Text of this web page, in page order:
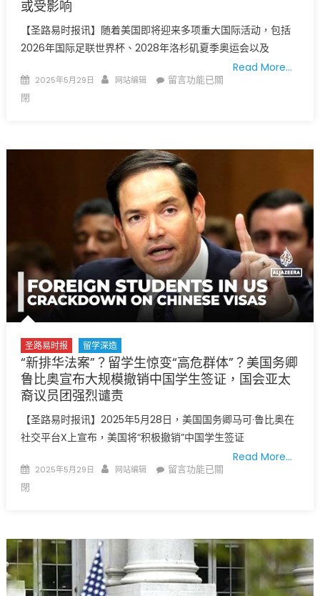
衔
接
化
教
您
如
何
保
障
医
疗
福
利〉
或受影响
【圣路易时报讯】随着美国即将迎来多项重大国际活动，包括
2026年国际足联世界杯、2028年洛杉矶夏季奥运会以及
Read More…
Posted
2025年5月29日 Author
网站编辑
在
延
误
持
续
蔓
延，
全
球
游
客
计
受
阻：
国
际
联
与
2028
年
洛
留言功能已關
閉
圣路易时报 留学深造
“新排华法案”？留学生惊变“高危群体”？美国务卿
鲁比奥宣布大规模撤销中国学生签证，国会亚太
裔议员团强烈谴责
【圣路易时报讯】2025年5月28日，美国国务卿马可·鲁比奥在
社交平台X上宣布，美国将“积极撤销”中国学生签证
Read More…
Posted
2025年5月29日 Author
网站编辑
在
案”？
留
学
留言功能已關
閉